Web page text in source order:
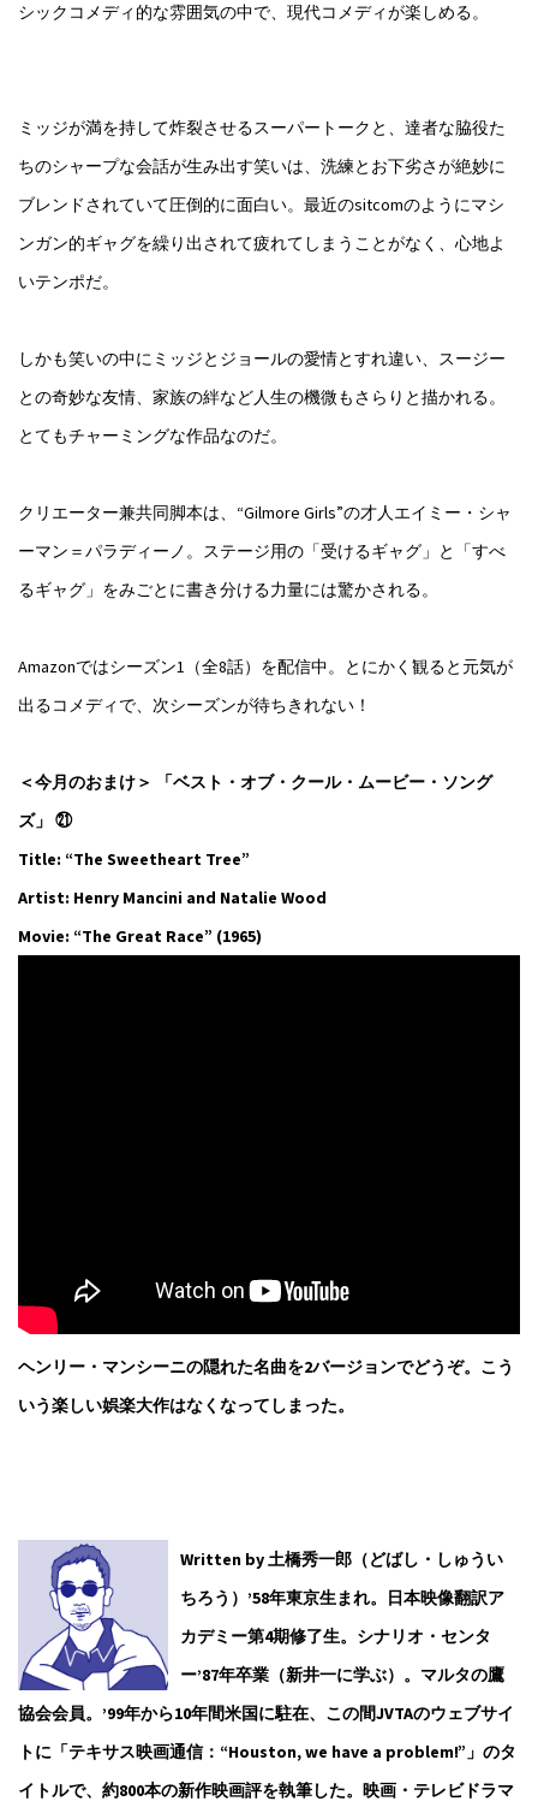
シックコメディ的な雰囲気の中で、現代コメディが楽しめる。
ミッジが満を持して炸裂させるスーパートークと、達者な脇役た
ちのシャープな会話が生み出す笑いは、洗練とお下劣さが絶妙に
ブレンドされていて圧倒的に面白い。最近のsitcomのようにマシ
ンガン的ギャグを繰り出されて疲れてしまうことがなく、心地よ
いテンポだ。
しかも笑いの中にミッジとジョールの愛情とすれ違い、スージー
との奇妙な友情、家族の絆など人生の機微もさらりと描かれる。
とてもチャーミングな作品なのだ。
クリエーター兼共同脚本は、“Gilmore Girls”の才人エイミー・シャ
ーマン＝パラディーノ。ステージ用の「受けるギャグ」と「すべ
るギャグ」をみごとに書き分ける力量には驚かされる。
Amazonではシーズン1（全8話）を配信中。とにかく観ると元気が
出るコメディで、次シーズンが待ちきれない！
＜今月のおまけ＞ 「ベスト・オブ・クール・ムービー・ソング
ズ」 ㉑
Title: “The Sweetheart Tree”
Artist: Henry Mancini and Natalie Wood
Movie: “The Great Race” (1965)
ヘンリー・マンシーニの隠れた名曲を2バージョンでどうぞ。こう
いう楽しい娯楽大作はなくなってしまった。
Written by 土橋秀一郎（どばし・しゅうい
ちろう）’58年東京生まれ。日本映像翻訳ア
カデミー第4期修了生。シナリオ・センタ
ー’87年卒業（新井一に学ぶ）。マルタの鷹
協会会員。’99年から10年間米国に駐在、この間JVTAのウェブサイ
トに「テキサス映画通信：“Houston, we have a problem!”」のタ
イトルで、約800本の新作映画評を執筆した。映画・テレビドラマ